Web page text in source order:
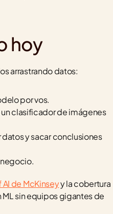
hoy
arrastrando datos:
por vos.
clasificador de imágenes
datos y sacar conclusiones
AI de McKinsey y la cobertura
sin equipos gigantes de